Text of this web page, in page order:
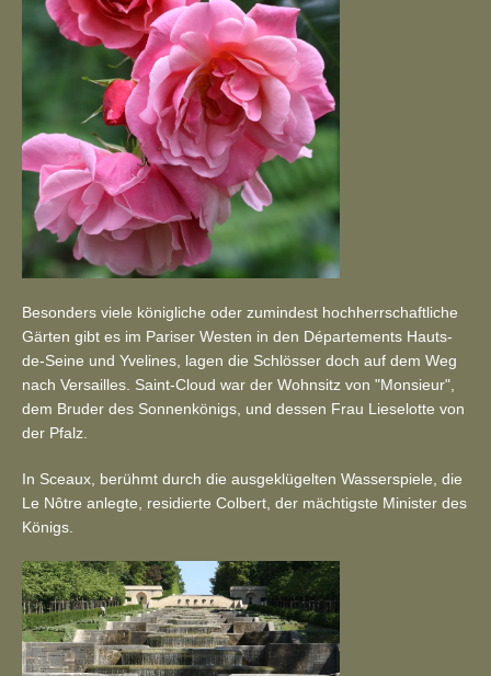
Besonders viele königliche oder zumindest hochherrschaftliche
Gärten gibt es im Pariser Westen in den Départements Hauts-
de-Seine und Yvelines, lagen die Schlösser doch auf dem Weg
nach Versailles. Saint-Cloud war der Wohnsitz von "Monsieur",
dem Bruder des Sonnenkönigs, und dessen Frau Lieselotte von
der Pfalz.
In Sceaux, berühmt durch die ausgeklügelten Wasserspiele, die
Le Nôtre anlegte, residierte Colbert, der mächtigste Minister des
Königs.